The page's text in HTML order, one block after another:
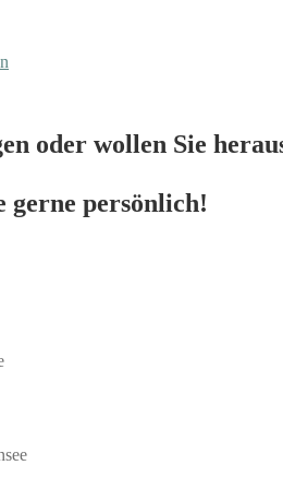
oder wollen Sie
gerne persönlich!